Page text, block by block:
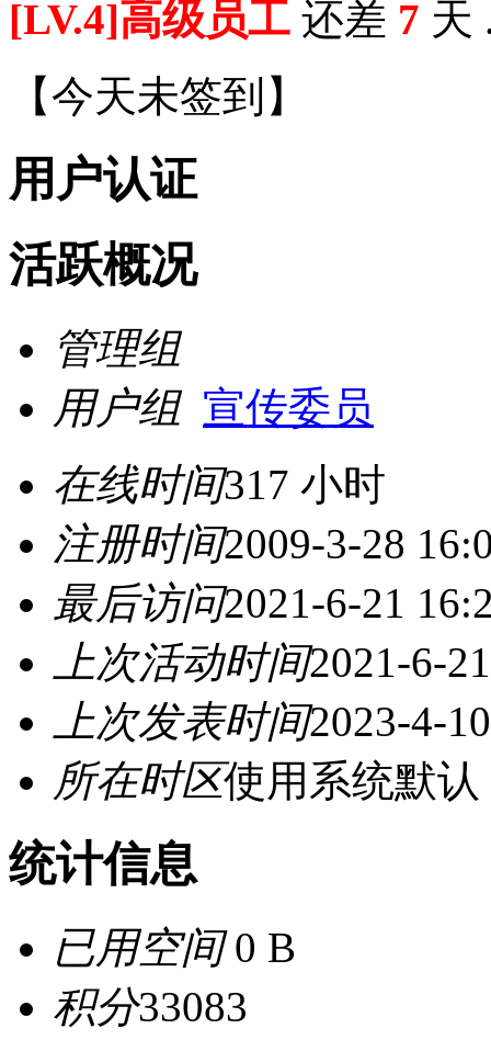
[LV.4]高级员工 还差 7 天
【今天未签到 】
用户认证
活跃概况
管理组
用户组 宣传委员
在线时间317 小时
注册时间2009-3-28
最后访问2021-6-21
上次活动时间2021-6-
上次发表时间2023-4-
所在时区使用系统默认
统计信息
已用空间0 B
积分33083